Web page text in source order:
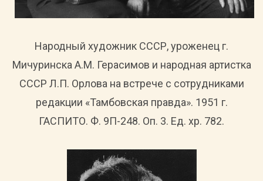
Народный художник СССР, уроженец г.
Мичуринска А.М. Герасимов и народная артистка
СССР Л.П. Орлова на встрече с сотрудниками
редакции «Тамбовская правда». 1951 г.
ГАСПИТО. Ф. 9П-248. Оп. 3. Ед. хр. 782.